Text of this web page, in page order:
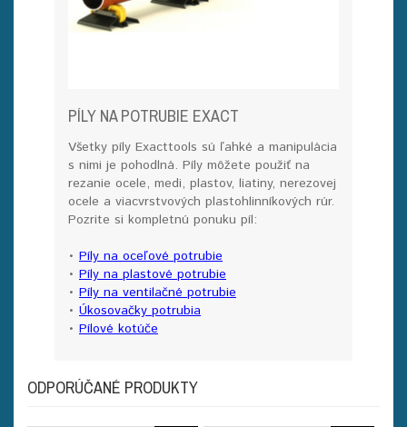
PÍLY NA POTRUBIE EXACT
Všetky píly Exacttools sú ľahké a manipulácia
s nimi je pohodlná. Píly môžete použiť na
rezanie ocele, medi, plastov, liatiny, nerezovej
ocele a viacvrstvových plastohlinníkových rúr.
Pozrite si kompletnú ponuku píl:
• Píly na oceľové potrubie
• Píly na plastové potrubie
• Píly na ventilačné potrubie
• Úkosovačky potrubia
• Pílové kotúče
ODPORÚČANÉ PRODUKTY